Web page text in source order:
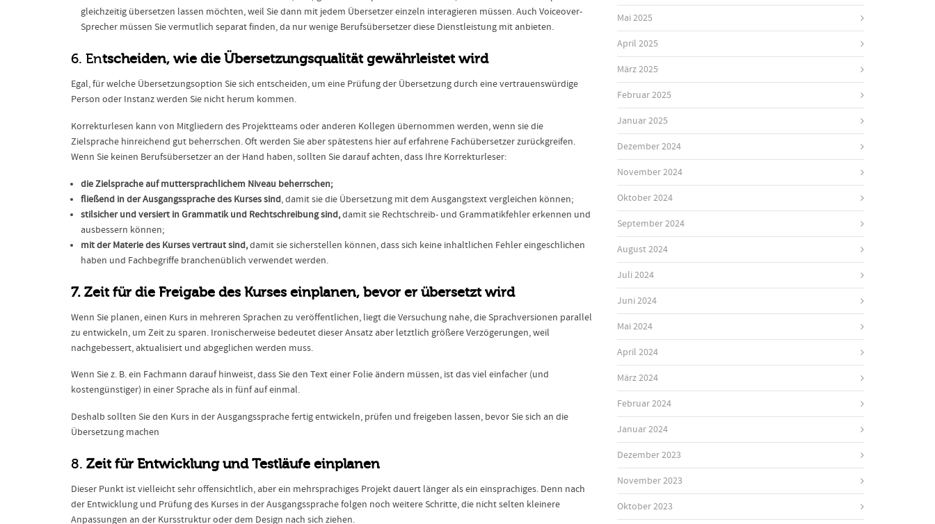
gleichzeitig übersetzen lassen möchten, weil Sie dann mit jedem Übersetzer einzeln interagieren müssen. Auch Voiceover-
Sprecher müssen Sie vermutlich separat finden, da nur wenige Berufsübersetzer diese Dienstleistung mit anbieten.
6. Entscheiden, wie die Übersetzungsqualität gewährleistet wird
Egal, für welche Übersetzungsoption Sie sich entscheiden, um eine Prüfung der Übersetzung durch eine vertrauenswürdige
Person oder Instanz werden Sie nicht herum kommen.
Korrekturlesen kann von Mitgliedern des Projektteams oder anderen Kollegen übernommen werden, wenn sie die
Zielsprache hinreichend gut beherrschen. Oft werden Sie aber spätestens hier auf erfahrene Fachübersetzer zurückgreifen.
Wenn Sie keinen Berufsübersetzer an der Hand haben, sollten Sie darauf achten, dass Ihre Korrekturleser:
die Zielsprache auf muttersprachlichem Niveau beherrschen;
fließend in der Ausgangssprache des Kurses sind, damit sie die Übersetzung mit dem Ausgangstext vergleichen können;
stilsicher und versiert in Grammatik und Rechtschreibung sind,damit sie Rechtschreib- und Grammatikfehler erkennen und
ausbessern können;
mit der Materie des Kurses vertraut sind,damit sie sicherstellen können, dass sich keine inhaltlichen Fehler eingeschlichen
haben und Fachbegriffe branchenüblich verwendet werden.
7. Zeit für die Freigabe des Kurses einplanen, bevor er übersetzt wird
Wenn Sie planen, einen Kurs in mehreren Sprachen zu veröffentlichen, liegt die Versuchung nahe, die Sprachversionen parallel
zu entwickeln, um Zeit zu sparen. Ironischerweise bedeutet dieser Ansatz aber letztlich größere Verzögerungen, weil
nachgebessert, aktualisiert und abgeglichen werden muss.
Wenn Sie z. B. ein Fachmann darauf hinweist, dass Sie den Text einer Folie ändern müssen, ist das viel einfacher (und
kostengünstiger) in einer Sprache als in fünf auf einmal.
Deshalb sollten Sie den Kurs in der Ausgangssprache fertig entwickeln, prüfen und freigeben lassen, bevor Sie sich an die
Übersetzung machen
8. Zeit für Entwicklung und Testläufe einplanen
Dieser Punkt ist vielleicht sehr offensichtlich, aber ein mehrsprachiges Projekt dauert länger als ein einsprachiges. Denn nach
der Entwicklung und Prüfung des Kurses in der Ausgangssprache folgen noch weitere Schritte, die nicht selten kleinere
Anpassungen an der Kursstruktur oder dem Design nach sich ziehen.
Mai 2025
April 2025
März 2025
Februar 2025
Januar 2025
Dezember 2024
November 2024
Oktober 2024
September 2024
August 2024
Juli 2024
Juni 2024
Mai 2024
April 2024
März 2024
Februar 2024
Januar 2024
Dezember 2023
November 2023
Oktober 2023